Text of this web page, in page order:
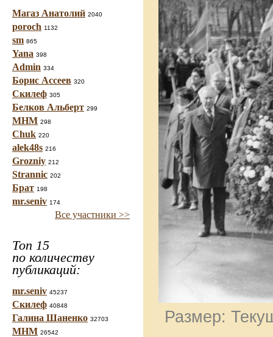
Магаз Анатолий 2040
poroch 1132
sm 865
Yana 398
Admin 334
Борис Ассеев 320
Скилеф 305
Белков Альберт 299
МНМ 298
Chuk 220
alek48s 216
Grozniy 212
Strannic 202
Брат 198
mr.seniv 174
Все участники >>
Топ 15
по количеству
публикаций:
mr.seniv 45237
Скилеф 40848
Галина Шаненко 32703
МНМ 26542
Размер: